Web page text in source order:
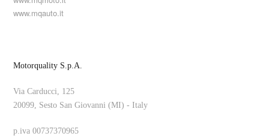
www.mqauto.it
Motorquality S.p.A.
Via Carducci, 125
20099, Sesto San Giovanni (MI) - Italy
p.iva 00737370965